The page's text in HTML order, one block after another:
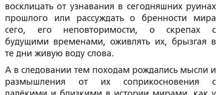
восклицать от узнавания в сегодняшних руинах
прошлого или рассуждать о бренности мира
сего, его неповторимости, о скрепах с
будущими временами, оживлять их, брызгая в
те дни живую воду слова.
А в следовании тем походам рождались мысли и
размышления от их соприкосновения с